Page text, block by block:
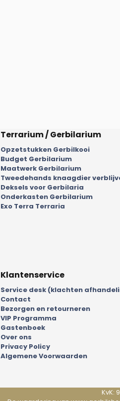
Terrarium / Gerbilarium
Opzetstukken Gerbilkooi
Budget Gerbilarium
Maatwerk Gerbilarium
Tweedehands knaagdier
Deksels voor Gerbilaria
Onderkasten Gerbilarium
Exo Terra Terraria
Klantenservice
Service desk (klachten
Contact
Bezorgen en retourneren
VIP Programma
Gastenboek
Over ons
Privacy Policy
Algemene Voorwaarden
KvK: